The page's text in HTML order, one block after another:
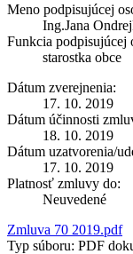
Meno podpisujúcej
Ing.Jana
Funkcia podpisujúcej
starostka obce
Dátum zverejnenia:
17. 10. 2019
Dátum účinnosti
18. 10. 2019
Dátum uzatvorenia/
17. 10. 2019
Platnosť zmluvy do:
Neuvedené
Zmluva 70 2019.pdf
Typ súboru: PDF